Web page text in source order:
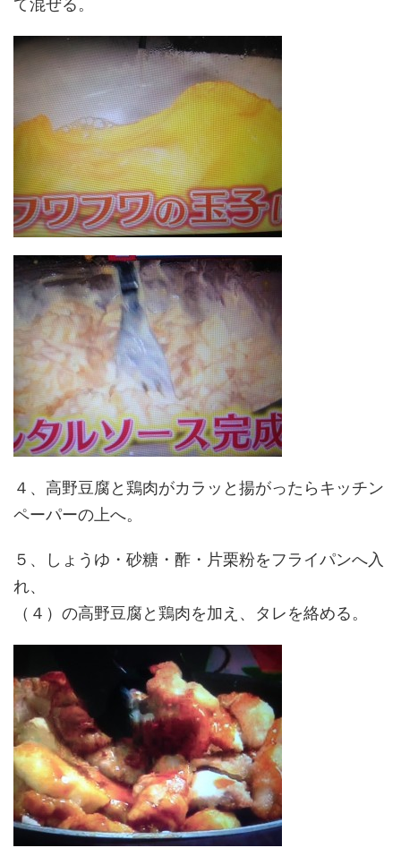
て混ぜる。
４、高野豆腐と鶏肉がカラッと揚がったらキッチン
ペーパーの上へ。
５、しょうゆ・砂糖・酢・片栗粉をフライパンへ入
れ、
（４）の高野豆腐と鶏肉を加え、タレを絡める。